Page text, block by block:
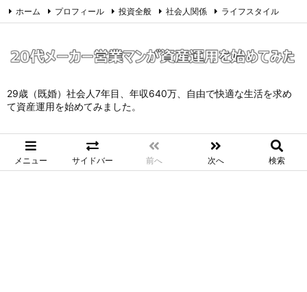
29歳（既婚）社会人7年目、年収640万、自由で快適な生活を求め
て資産運用を始めてみました。
メニュー サイドバー 前へ 次へ 検索
ホーム プロフィール 投資全般 社会人関係 ライフスタイル
Feedly